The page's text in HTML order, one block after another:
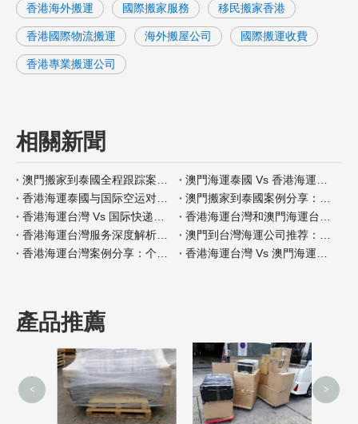
香港海外搬運 國際搬家服務 移民搬家香港
香港國際物流搬運 海外搬屋公司 國際搬運收費
香港專業搬運公司
相關新聞
產品推薦
< >